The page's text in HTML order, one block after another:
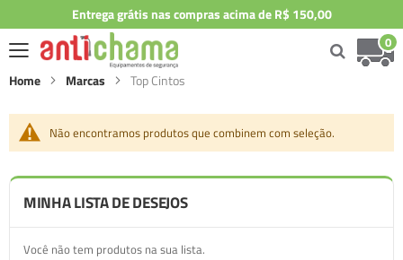
Entrega grátis nas compras acima de R$ 150,00
0
Home Marcas Top Cintos
Não encontramos produtos que combinem com seleção.
MINHA LISTA DE DESEJOS
Você não tem produtos na sua lista.